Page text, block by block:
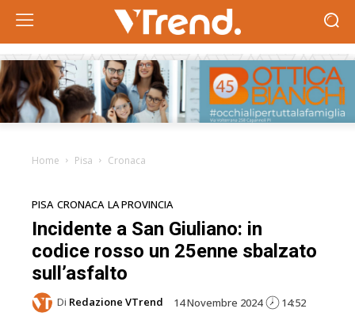
Home Pisa Cronaca
PISA CRONACA LA PROVINCIA
Incidente a San Giuliano: in
codice rosso un 25enne sbalzato
sull’asfalto
Di Redazione VTrend 14 Novembre 2024 14:52